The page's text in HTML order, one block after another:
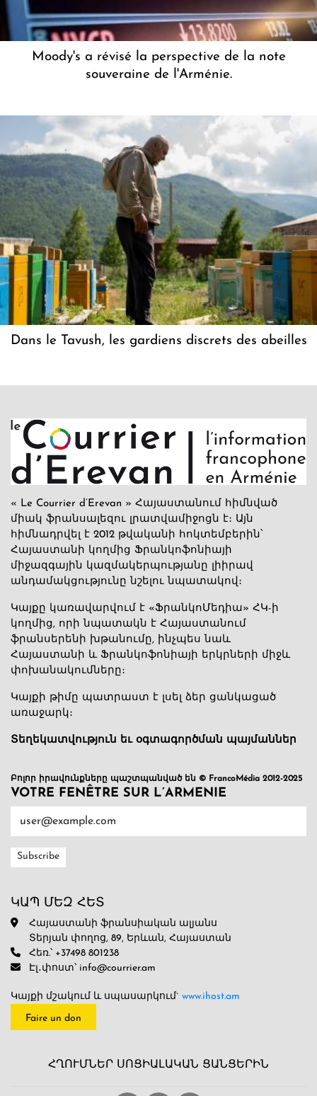
Moody's a révisé la perspective de la note
souveraine de l'Arménie.
Dans le Tavush, les gardiens discrets des abeilles
« Le Courrier d’Erevan » Հայաստանում հիմնված
միակ ֆրանսալեզու լրատվամիջոցն է։ Այն
հիմնադրվել է 2012 թվականի հոկտեմբերին՝
Հայաստանի կողմից Ֆրանկոֆոնիայի
միջազգային կազմակերպությանը լիիրավ
անդամակցությունը նշելու նպատակով։
Կայքը կառավարվում է «ՖրանկոՄեդիա» ՀԿ-ի
կողմից, որի նպատակն է Հայաստանում
ֆրանսերենի խթանումը, ինչպես նաև
Հայաստանի և Ֆրանկոֆոնիայի երկրների միջև
փոխանակումները։
Կայքի թիմը պատրաստ է լսել ձեր ցանկացած
առաջարկ։
Տեղեկատվություն եւ օգտագործման պայմաններ
Բոլոր իրավունքները պաշտպանված են © FrancoMédia 2012-2025
VOTRE FENÊTRE SUR L’ARMENIE
ԿԱՊ ՄԵԶ ՀԵՏ
Հայաստանի ֆրանսիական ալյանս
Տերյան փողոց, 89, Երևան, Հայաստան
Հեռ.՝ +37498 801238
Էլ․փոստ՝ info@courrier.am
Կայքի մշակում և սպասարկում` www.ihost.am
Faire un don
ՀՂՈՒՄՆԵՐ ՍՈՑԻԱԼԱԿԱՆ ՑԱՆՑԵՐԻՆ